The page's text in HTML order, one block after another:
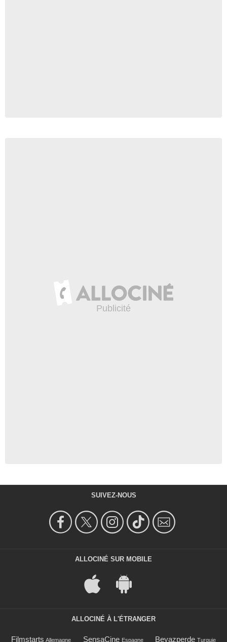
SUIVEZ-NOUS
ALLOCINÉ SUR MOBILE
ALLOCINÉ À L'ÉTRANGER
Filmstarts Allemagne SensaCine Espagne Beyazperde Turquie